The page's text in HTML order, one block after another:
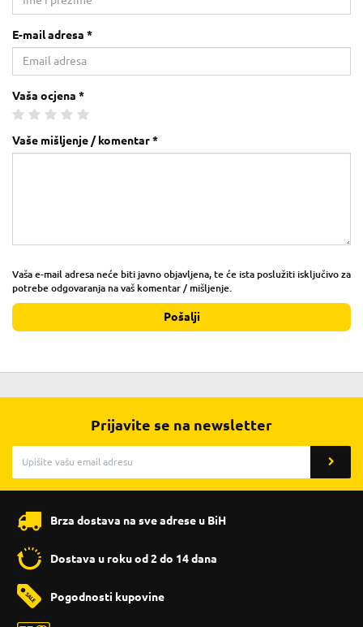
E-mail adresa *
Vaša ocjena *
Vaše mišljenje / komentar *
Vaša e-mail adresa neće biti javno objavljena, te će ista poslužiti isključivo za
potrebe odgovaranja na vaš komentar / mišljenje.
Pošalji
Prijavite se na newsletter
Brza dostava na sve adrese u BiH
Dostava u roku od 2 do 14 dana
Pogodnosti kupovine